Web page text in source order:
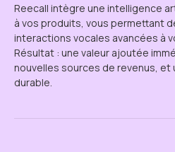
Reecall intègre une intelligence
à vos produits, vous permettant
interactions vocales avancées à
Résultat : une valeur ajoutée
nouvelles sources de revenus, et
durable.